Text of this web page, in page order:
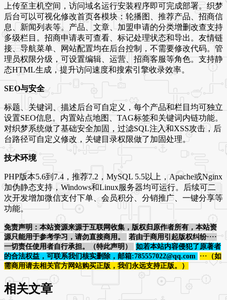
上传至主机空间，访问域名运行安装程序即可完成部署。织梦
后台可以可视化修改首页各模块：轮播图、推荐产品、招商信
息、新闻列表等。产品、文章、加盟申请的分类增删改查支持
多级栏目。招商申请表可查看、标记处理状态和导出。友情链
接、导航菜单、网站配置均在后台控制，不需要修改代码。管
理员权限分级，可设置编辑、运营、招商客服等角色。支持静
态HTML生成，提升访问速度和搜索引擎收录效率。
SEO与安全
标题、关键词、描述后台可自定义，每个产品和栏目均可独立
设置SEO信息。内置站点地图、TAG标签和关键词内链功能。
对织梦系统做了基础安全加固，过滤SQL注入和XSS攻击，后
台路径可自定义修改，关键目录权限做了加固处理。
技术环境
PHP版本5.6到7.4，推荐7.2，MySQL 5.5以上，Apache或Nginx
加伪静态支持，Windows和Linux服务器均可运行。后续可二
次开发增加微信支付下单、会员积分、分销推广、一键分享等
功能。
免责声明：本站资源来源于互联网收集，版权归原作者所有，本站资
源只能用于参考学习，请勿直接商用。
若由于商用引起版权纠纷····
一切责任使用者自行承担。（特此声明）
如若本站内容侵犯了原著者
的合法权益，可联系我们核实删除，邮箱:785557022@qq.com
···（如
需商用请去相关官方网站购买正版，我们永远支持正版。）
相关文章